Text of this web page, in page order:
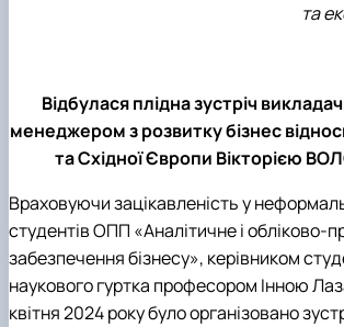
та
Відбулася плідна зустріч
менеджером з розвитку бізнес
та Східної Європи Вікторією
Враховуючи зацікавленість у
студентів ОПП «Аналітичне і обліково-
забезпечення бізнесу», керівником
наукового гуртка професором Інною
квітня 2024 року було організовано